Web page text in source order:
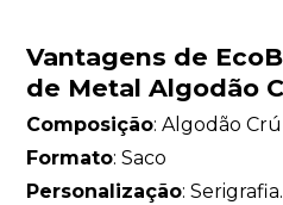
Vantagens de
de Metal Algodão
Composição: Algodão Crú
Formato: Saco
Personalização: Serigrafia.